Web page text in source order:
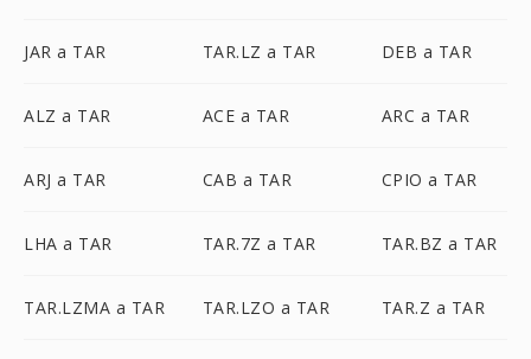
JAR a TAR TAR.LZ a TAR DEB a TAR
ALZ a TAR ACE a TAR ARC a TAR
ARJ a TAR CAB a TAR CPIO a TAR
LHA a TAR TAR.7Z a TAR TAR.BZ a TAR
TAR.LZMA a TAR TAR.LZO a TAR TAR.Z a TAR